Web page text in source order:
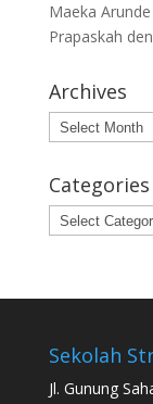
Maeka Arunde
Prapaskah
Archives
Archives
Categories
Categories
Sekolah
Jl. Gunung